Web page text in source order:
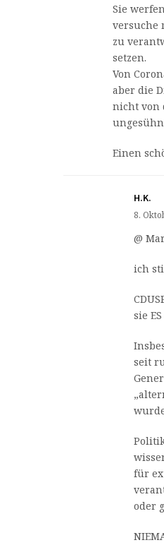
Sie
versuche
zu
setzen.
Von
aber die
nicht von
Einen
H.K.
8.
@
ich
sie
seit
für
oder